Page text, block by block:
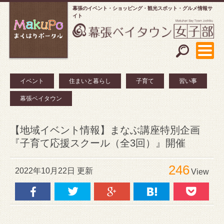
幕張のイベント・ショッピング
観光スポット・グルメ情報サ
イト
イベント 住まいと暮らし 子育て 習い事
幕張ベイタウン
【地域イベント情報】まなぶ講座特別企画
『子育て応援スクール（全3回）』開催
2022年10月22日 更新 246View